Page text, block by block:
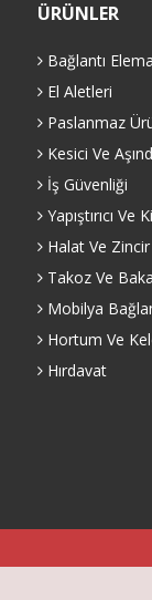
ÜRÜNLER
Bağlantı
El Aletleri
Paslanmaz
Kesici Ve
İş Güvenliği
Yapıştırıcı Ve
Halat Ve Zincir
Takoz Ve
Mobilya
Hortum Ve
Hırdavat